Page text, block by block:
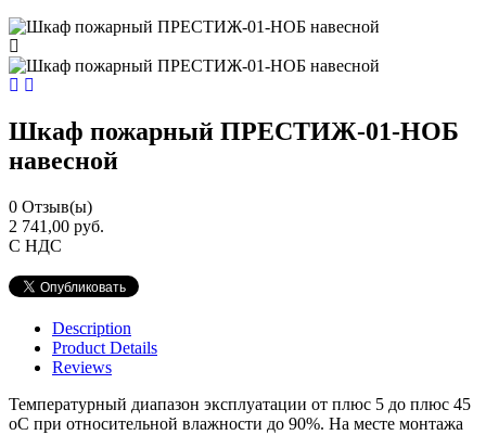
Шкаф пожарный ПРЕСТИЖ-01-НОБ
навесной
0 Отзыв(ы)
2 741,00 руб.
С НДС
Description
Product Details
Reviews
Температурный диапазон эксплуатации от плюс 5 до плюс 45
оС при относительной влажности до 90%. На месте монтажа